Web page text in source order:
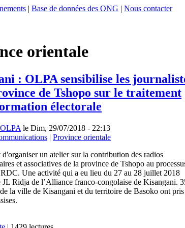
| Base de données des ONG | Nous contacter
orientale
: OLPA sensibilise les
de Tshopo sur le traitement
électorale
OLPA le Dim, 29/07/2018 - 22:13
| Province orientale
un atelier sur la contribution des radios
et associatives de la province de Tshopo au
Une activité qui a eu lieu du 27 au 28 juillet 2018
JL Ridja de l’Alliance franco-congolaise de Kisangani.
la ville de Kisangani et du territoire de Basoko ont pris